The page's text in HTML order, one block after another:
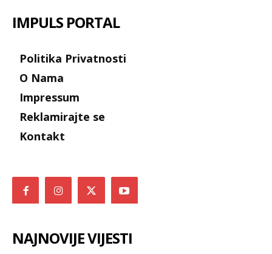
IMPULS PORTAL
Politika Privatnosti
O Nama
Impressum
Reklamirajte se
Kontakt
NAJNOVIJE VIJESTI